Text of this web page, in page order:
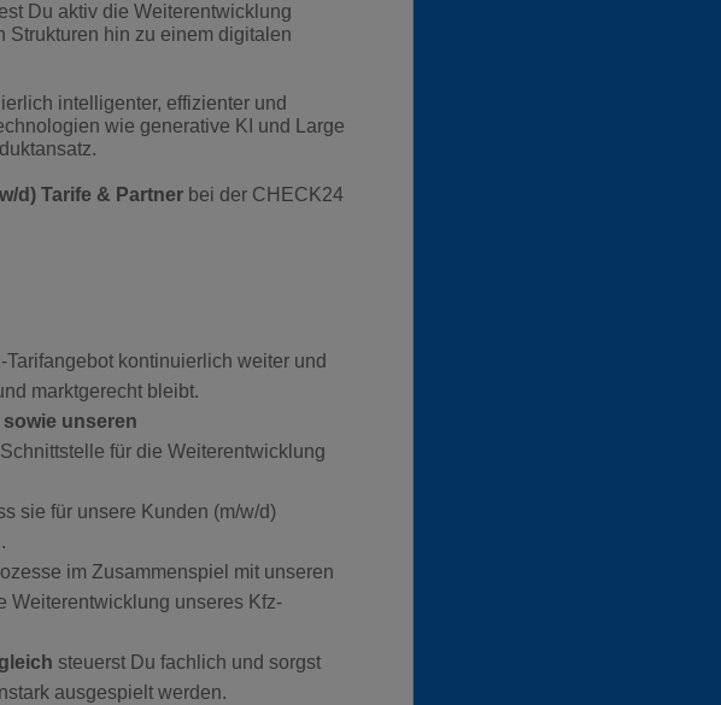
Du aktiv die Weiterentwicklung
Strukturen hin zu einem digitalen
intelligenter, effizienter und
wie generative KI und Large
d) Tarife & Partner bei der CHECK24
Tarifangebot kontinuierlich weiter und
marktgerecht bleibt.
unseren
für die Weiterentwicklung
sie für unsere Kunden (m/w/d)
im Zusammenspiel mit unseren
Weiterentwicklung unseres Kfz-
steuerst Du fachlich und sorgst
ausgespielt werden.